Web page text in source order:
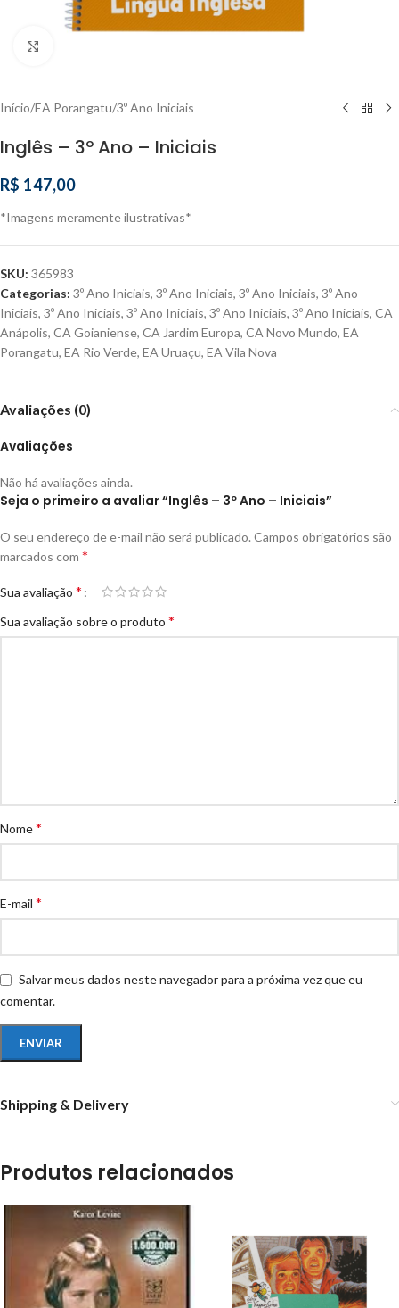
Início/EA Porangatu/3º Ano Iniciais
Inglês – 3º Ano – Iniciais
R$ 147,00
*Imagens meramente ilustrativas*
SKU: 365983
Categorias: 3º Ano Iniciais, 3º Ano Iniciais, 3º Ano Iniciais, 3º Ano
Iniciais, 3º Ano Iniciais, 3º Ano Iniciais, 3º Ano Iniciais, 3º Ano Iniciais, CA
Anápolis, CA Goianiense, CA Jardim Europa, CA Novo Mundo, EA
Porangatu, EA Rio Verde, EA Uruaçu, EA Vila Nova
Avaliações (0)
Avaliações
Não há avaliações ainda.
Seja o primeiro a avaliar “Inglês – 3º Ano – Iniciais”
O seu endereço de e-mail não será publicado. Campos obrigatórios são
marcados com *
Sua avaliação *
Sua avaliação sobre o produto *
Nome*
E-mail *
Salvar meus dados neste navegador para a próxima vez que eu
comentar.
Shipping & Delivery
Produtos relacionados